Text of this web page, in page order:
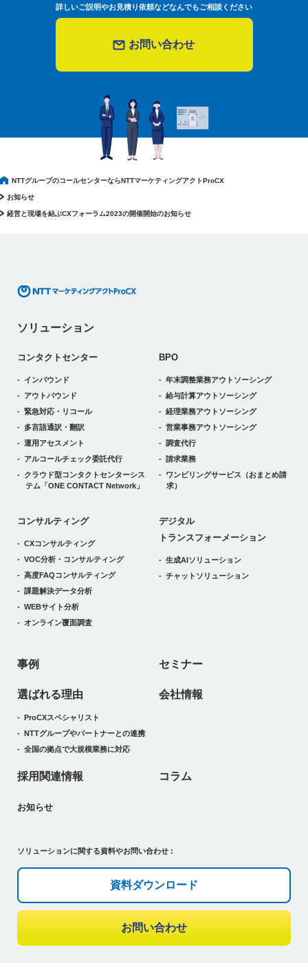
詳しいご説明やお見積り依頼などなんでもご相談ください
お問い合わせ
NTTグループのコールセンターならNTTマーケティングアクトProCX
お知らせ
経営と現場を結ぶCXフォーラム2023の開催開始のお知らせ
ソリューション
コンタクトセンター
インバウンド
アウトバウンド
緊急対応・リコール
多言語通訳・翻訳
運用アセスメント
アルコールチェック委託代行
クラウド型コンタクトセンターシス
テム 「ONE CONTACT Network」
BPO
年末調整業務アウトソーシング
給与計算アウトソーシング
経理業務アウトソーシング
営業事務アウトソーシング
調査代行
請求業務
ワンビリングサービス （おまとめ請
求）
コンサルティング
CXコンサルティング
VOC分析・コンサルティング
高度FAQコンサルティング
課題解決データ分析
WEBサイト分析
オンライン覆面調査
デジタルトランスフォーメーション
デジタル
トランスフォーメーション
生成AIソリューション
チャットソリューション
事例 セミナー
選ばれる理由
ProCXスペシャリスト
NTTグループやパートナーとの連携
全国の拠点で大規模業務に対応
会社情報
採用関連情報 コラム
お知らせ
ソリューションに関する資料やお問い合わせ :
資料ダウンロード
お問い合わせ